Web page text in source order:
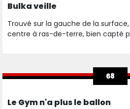
Bulka veille
Trouvé sur la gauche de la
centre à ras-de-terre, bien capté
68
Le Gym n'a plus le ballon